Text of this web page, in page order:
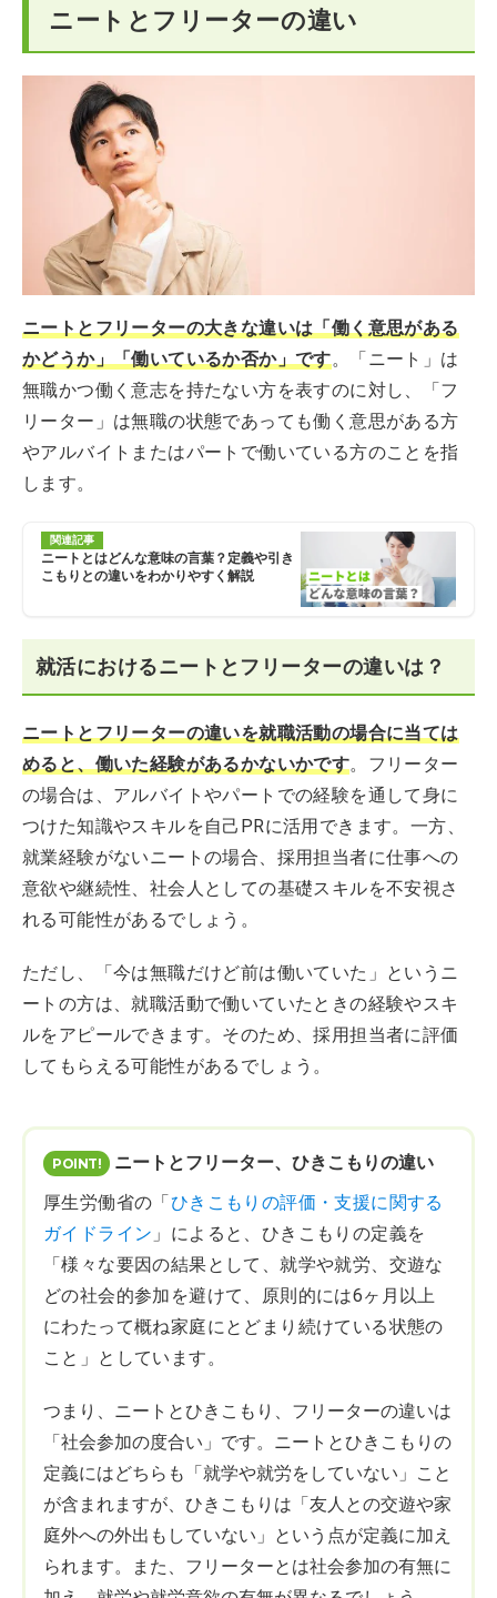
ニートとフリーターの違い
ニートとフリーターの大きな違いは「働く意思がある
かどうか」「働いているか否か」です。「ニート」は
無職かつ働く意志を持たない方を表すのに対し、「フ
リーター」は無職の状態であっても働く意思がある方
やアルバイトまたはパートで働いている方のことを指
します。
関連記事
ニートとはどんな意味の言葉？定義や引き
こもりとの違いをわかりやすく解説
就活におけるニートとフリーターの違いは？
ニートとフリーターの違いを就職活動の場合に当ては
めると、働いた経験があるかないかです。フリーター
の場合は、アルバイトやパートでの経験を通して身に
つけた知識やスキルを自己PRに活用できます。一方、
就業経験がないニートの場合、採用担当者に仕事への
意欲や継続性、社会人としての基礎スキルを不安視さ
れる可能性があるでしょう。
ただし、「今は無職だけど前は働いていた」というニ
ートの方は、就職活動で働いていたときの経験やスキ
ルをアピールできます。そのため、採用担当者に評価
してもらえる可能性があるでしょう。
ニートとフリーター、ひきこもりの違い
厚生労働省の「 ひきこもりの評価・支援に関する
ガイドライン 」によると、ひきこもりの定義を
「様々な要因の結果として、就学や就労、交遊な
どの社会的参加を避けて、原則的には6ヶ月以上
にわたって概ね家庭にとどまり続けている状態の
こと」としています。
つまり、ニートとひきこもり、フリーターの違いは
「社会参加の度合い」です。ニートとひきこもりの
定義にはどちらも「就学や就労をしていない」こと
が含まれますが、ひきこもりは「友人との交遊や家
庭外への外出もしていない」という点が定義に加え
られます。また、フリーターとは社会参加の有無に